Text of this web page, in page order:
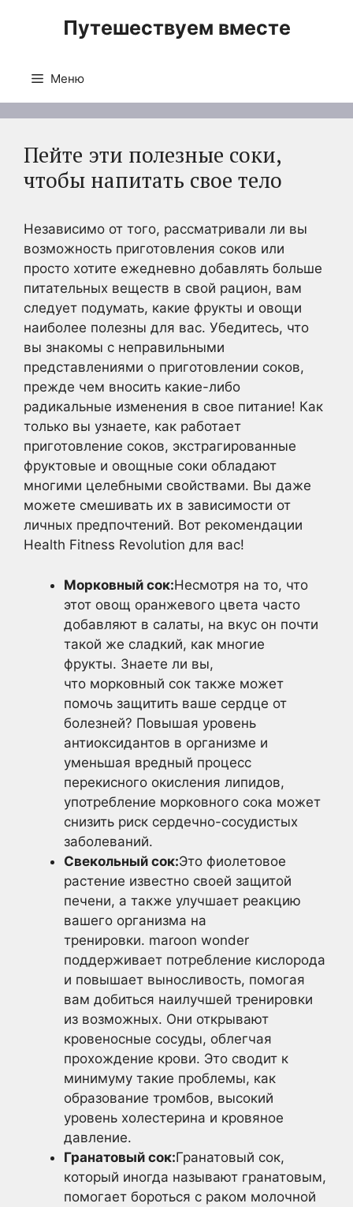
Путешествуем вместе
Меню
Пейте эти полезные соки,
чтобы напитать свое тело
Независимо от того, рассматривали ли вы
возможность приготовления соков или
просто хотите ежедневно добавлять больше
питательных веществ в свой рацион, вам
следует подумать, какие фрукты и овощи
наиболее полезны для вас. Убедитесь, что
вы знакомы с неправильными
представлениями о приготовлении соков,
прежде чем вносить какие-либо
радикальные изменения в свое питание! Как
только вы узнаете, как работает
приготовление соков, экстрагированные
фруктовые и овощные соки обладают
многими целебными свойствами. Вы даже
можете смешивать их в зависимости от
личных предпочтений. Вот рекомендации
Health Fitness Revolution для вас!
Морковный сок:Несмотря на то, что
этот овощ оранжевого цвета часто
добавляют в салаты, на вкус он почти
такой же сладкий, как многие
фрукты. Знаете ли вы,
что морковный сок также может
помочь защитить ваше сердце от
болезней? Повышая уровень
антиоксидантов в организме и
уменьшая вредный процесс
перекисного окисления липидов,
употребление морковного сока может
снизить риск сердечно-сосудистых
заболеваний.
Свекольный сок:Это фиолетовое
растение известно своей защитой
печени, а также улучшает реакцию
вашего организма на
тренировки. maroon wonder
поддерживает потребление кислорода
и повышает выносливость, помогая
вам добиться наилучшей тренировки
из возможных. Они открывают
кровеносные сосуды, облегчая
прохождение крови. Это сводит к
минимуму такие проблемы, как
образование тромбов, высокий
уровень холестерина и кровяное
давление.
Гранатовый сок:Гранатовый сок,
который иногда называют гранатовым,
помогает бороться с раком молочной